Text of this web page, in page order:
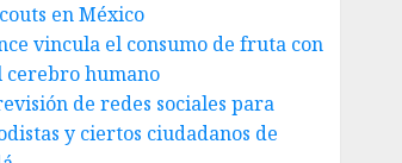
en México
vincula el consumo de fruta con
cerebro humano
de redes sociales para
y ciertos ciudadanos de